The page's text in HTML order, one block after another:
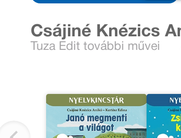
Csájiné Knézics
Tuza Edit további művei